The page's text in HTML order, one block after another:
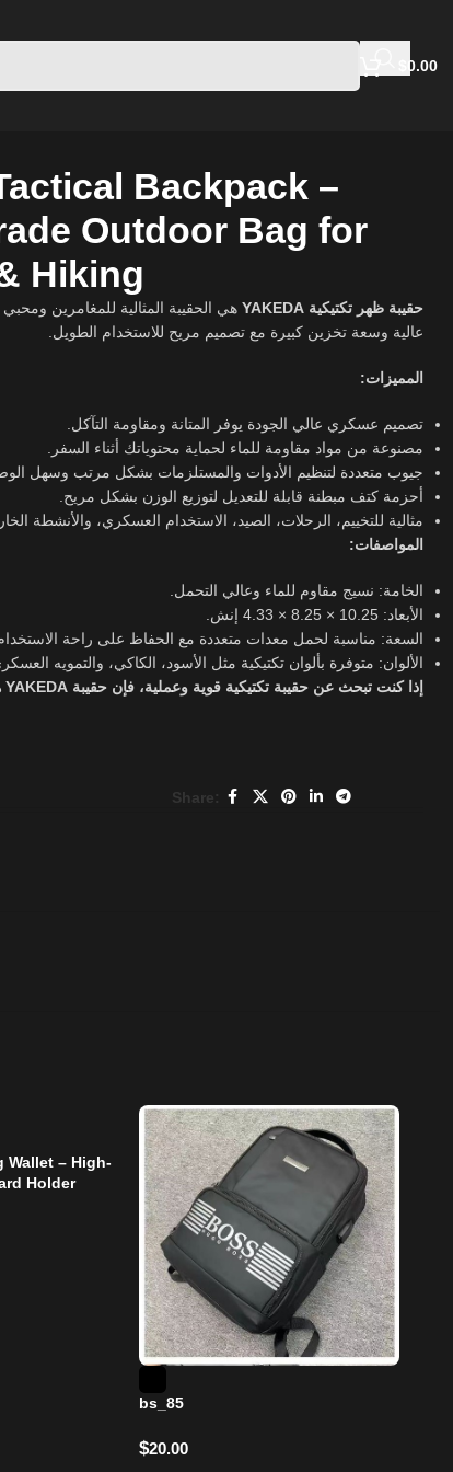
0.00
Backpack –
Outdoor Bag for
Hiking
حقيبة ظهر تكتيكية YAKEDA
هي الحقيبة المثالية للمغامرين
عالية وسعة تخزين كبيرة مع تصميم مريح للاستخدام الطويل.
المميزات:
تصميم عسكري عالي الجودة يوفر المتانة ومقاومة التآكل.
مصنوعة من مواد مقاومة للماء لحماية محتوياتك أثناء السفر.
جيوب متعددة لتنظيم الأدوات والمستلزمات بشكل مرتب وسهل
أحزمة كتف مبطنة قابلة للتعديل لتوزيع الوزن بشكل مريح.
مثالية للتخييم، الرحلات، الصيد، الاستخدام العسكري، والأنشطة
المواصفات:
الخامة: نسيج مقاوم للماء وعالي التحمل.
الأبعاد: 10.25 × 8.25 × 4.33 إنش.
السعة: مناسبة لحمل معدات متعددة مع الحفاظ على راحة
الألوان: متوفرة بألوان تكتيكية مثل الأسود، الكاكي، والتمويه
إذا كنت تبحث عن حقيبة تكتيكية قوية وعملية، فإن حقيبة YAKEDA هي الخيار الأمثل لك.
Share:
Wallet – High-
Holder
bs_85
$20.00